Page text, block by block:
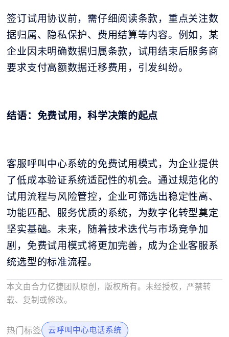
签订试用协议前，需仔细阅读条款，重点关注数
据归属、隐私保护、费用结算等内容。例如，某
企业因未明确数据归属条款，试用结束后服务商
要求支付高额数据迁移费用，引发纠纷。
结语：免费试用，科学决策的起点
客服呼叫中心系统的免费试用模式，为企业提供
了低成本验证系统适配性的机会。通过规范化的
试用流程与风险管控，企业可筛选出稳定性高、
功能匹配、服务优质的系统，为数字化转型奠定
坚实基础。未来，随着技术迭代与市场竞争加
剧，免费试用模式将更加完善，成为企业客服系
统选型的标准流程。
本文由合力亿捷团队原创，版权所有。未经授权，严禁转
载、复制或修改。
热门标签 云呼叫中心电话系统